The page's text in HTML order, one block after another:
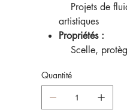
Projets de
artistiques
Propriétés :
Scelle,
Quantité